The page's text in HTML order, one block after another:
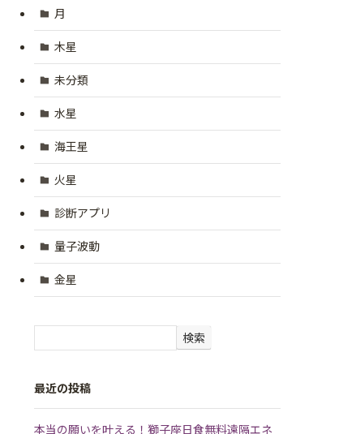
月
木星
未分類
水星
海王星
火星
診断アプリ
量子波動
金星
検索
最近の投稿
本当の願いを叶える！獅子座日食無料遠隔エネ